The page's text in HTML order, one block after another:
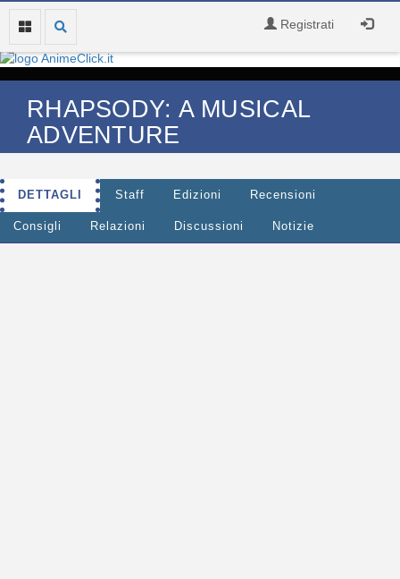
Registrati
RHAPSODY: A MUSICAL
ADVENTURE
DETTAGLI Staff Edizioni Recensioni
Consigli Relazioni Discussioni Notizie